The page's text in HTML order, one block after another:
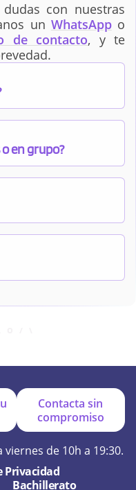
con nuestras
un WhatsAppo
de contacto, y te
en grupo?
Contacta sin
compromiso
de 10h a 19:30.
Privacidad
Bachillerato